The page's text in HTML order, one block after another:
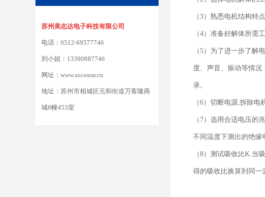
苏州美志达电子科技有限公司
电话：0512-69577746
刘小姐：13390887746
网址：www.szcostar.cn
地址：苏州市相城区元和街道万客隆商
城8幢453室
（3）熟悉电机结构特
（4）准备好解体所需
（5）为了进一步了解
度、声音、振动等情
录。
（6）切断电源,拆除电
（7）选用合适电压的
不同温度下测出的绝缘
（8）测试吸收比K.当
得的吸收比换算到同一